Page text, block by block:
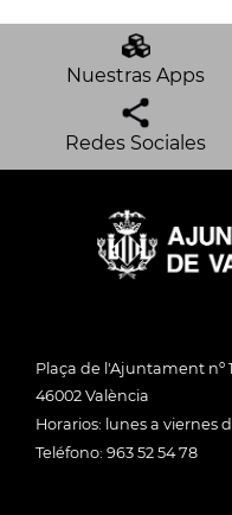
Nuestras Apps
Redes Sociales
Plaça de l'Ajuntament nº 1
46002 València
Horarios: lunes a viernes
Teléfono: 963 52 54 78